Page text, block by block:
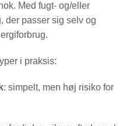
Med fugt- og/eller
der passer sig selv og
i praksis:
: simpelt, men høj risiko for